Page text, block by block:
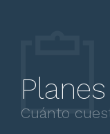
Cuánto